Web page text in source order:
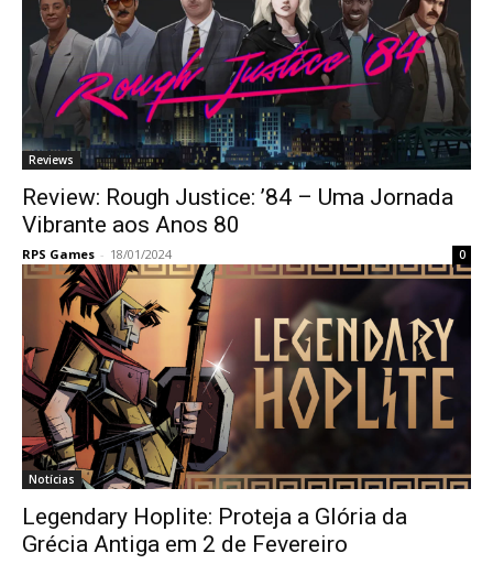
Reviews
Review: Rough Justice: ’84 – Uma Jornada
Vibrante aos Anos 80
RPS Games - 18/01/2024 0
Notícias
Legendary Hoplite: Proteja a Glória da
Grécia Antiga em 2 de Fevereiro